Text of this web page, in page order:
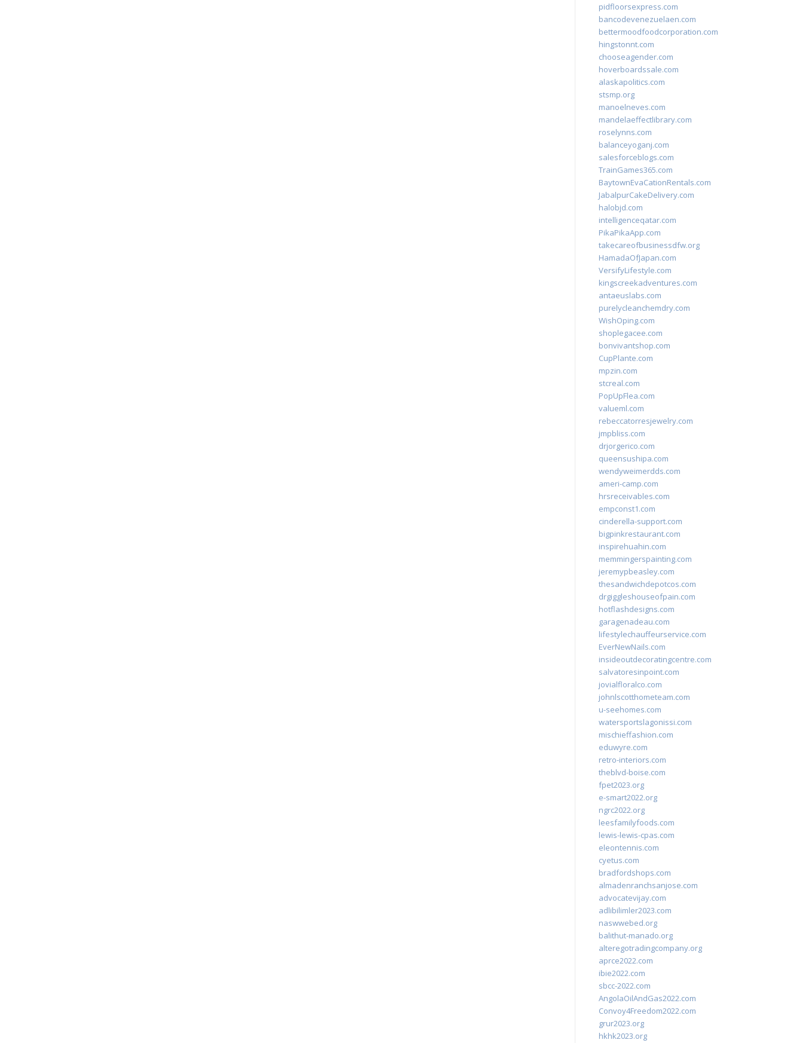
pidfloorsexpress.com
bancodevenezuelaen.com
bettermoodfoodcorporation.com
hingstonnt.com
chooseagender.com
hoverboardssale.com
alaskapolitics.com
stsmp.org
manoelneves.com
mandelaeffectlibrary.com
roselynns.com
balanceyoganj.com
salesforceblogs.com
TrainGames365.com
BaytownEvaCationRentals.com
JabalpurCakeDelivery.com
halobjd.com
intelligenceqatar.com
PikaPikaApp.com
takecareofbusinessdfw.org
HamadaOfJapan.com
VersifyLifestyle.com
kingscreekadventures.com
antaeuslabs.com
purelycleanchemdry.com
WishOping.com
shoplegacee.com
bonvivantshop.com
CupPlante.com
mpzin.com
stcreal.com
PopUpFlea.com
valueml.com
rebeccatorresjewelry.com
jmpbliss.com
drjorgerico.com
queensushipa.com
wendyweimerdds.com
ameri-camp.com
hrsreceivables.com
empconst1.com
cinderella-support.com
bigpinkrestaurant.com
inspirehuahin.com
memmingerspainting.com
jeremypbeasley.com
thesandwichdepotcos.com
drgiggleshouseofpain.com
hotflashdesigns.com
garagenadeau.com
lifestylechauffeurservice.com
EverNewNails.com
insideoutdecoratingcentre.com
salvatoresinpoint.com
jovialfloralco.com
johnlscotthometeam.com
u-seehomes.com
watersportslagonissi.com
mischieffashion.com
eduwyre.com
retro-interiors.com
theblvd-boise.com
fpet2023.org
e-smart2022.org
ngrc2022.org
leesfamilyfoods.com
lewis-lewis-cpas.com
eleontennis.com
cyetus.com
bradfordshops.com
almadenranchsanjose.com
advocatevijay.com
adlibilimler2023.com
naswwebed.org
balithut-manado.org
alteregotradingcompany.org
aprce2022.com
ibie2022.com
sbcc-2022.com
AngolaOilAndGas2022.com
Convoy4Freedom2022.com
grur2023.org
hkhk2023.org